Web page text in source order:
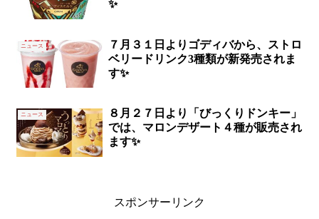
✨
ニュース
７月３１日よりゴディバから、ストロ
ベリードリンク3種類が新発売されま
す✨
ニュース
８月２７日より「びっくりドンキー」
では、マロンデザート４種が販売され
ます✨
スポンサーリンク